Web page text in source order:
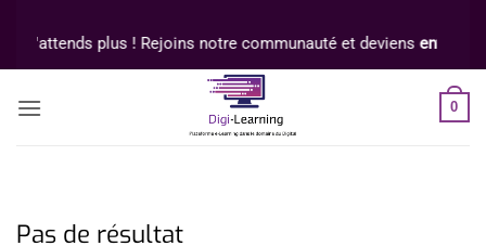
contenu
N'attends plus ! Rejoins notre communauté et deviens
0
Pas de résultat